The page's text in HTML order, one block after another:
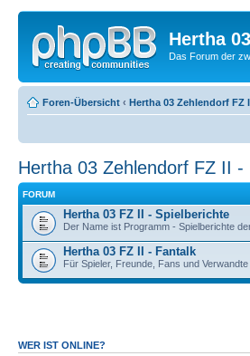
Hertha
Das Forum der
Foren-Übersicht ‹ Hertha 03 Zehlendorf FZ
Hertha 03 Zehlendorf FZ II
FORUM
Hertha 03 FZ II - Spielberichte
Der Name ist Programm - Spielberichte
Hertha 03 FZ II - Fantalk
Für Spieler, Freunde, Fans und
WER IST ONLINE?